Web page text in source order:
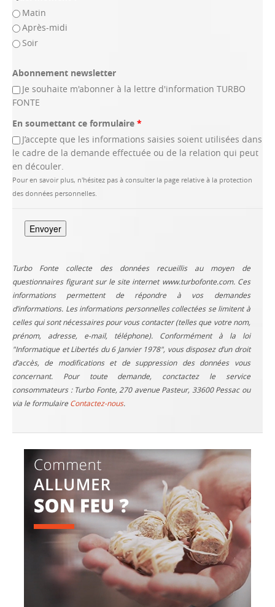
Matin
Après-midi
Soir
Abonnement newsletter
Je souhaite m'abonner à la lettre d'information TURBO
FONTE
En soumettant ce formulaire *
J’accepte que les informations saisies soient utilisées dans
le cadre de la demande effectuée ou de la relation qui peut
en découler.
Pour en savoir plus, n'hésitez pas à consulter la page relative à la protection
des données personnelles.
Turbo Fonte collecte des données recueillis au moyen de
questionnaires figurant sur le site internet www.turbofonte.com. Ces
informations permettent de répondre à vos demandes
d’informations. Les informations personnelles collectées se limitent à
celles qui sont nécessaires pour vous contacter (telles que votre nom,
prénom, adresse, e-mail, téléphone). Conformément à la loi
"Informatique et Libertés du 6 Janvier 1978", vous disposez d’un droit
d’accès, de modifications et de suppression des données vous
concernant. Pour toute demande, conctactez le service
consommateurs : Turbo Fonte, 270 avenue Pasteur, 33600 Pessac ou
via le formulaire Contactez-nous.